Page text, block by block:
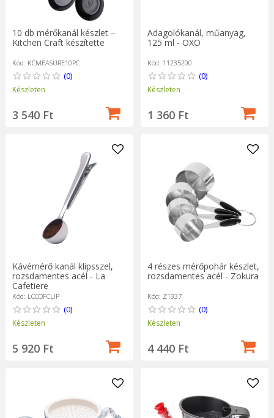
10 db mérőkanál készlet –
Kitchen Craft készítette
Kód: KCMEASURE10PC
(0)
Készleten
3 540 Ft
Adagolókanál, műanyag,
125 ml - OXO
Kód: 11235200
(0)
Készleten
1 360 Ft
Kávémérő kanál klipsszel,
rozsdamentes acél - La
Cafetiere
Kód: LCCOFCLIP
(0)
Készleten
5 920 Ft
4 részes mérőpohár készlet,
rozsdamentes acél - Zokura
Kód: Z1337
(0)
Készleten
4 440 Ft